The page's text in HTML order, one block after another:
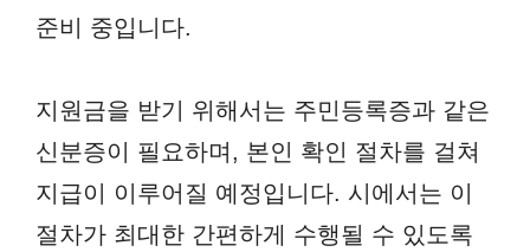
준비 중입니다.
지원금을 받기 위해서는 주민등록증과 같은
신분증이 필요하며, 본인 확인 절차를 걸쳐
지급이 이루어질 예정입니다. 시에서는 이
절차가 최대한 간편하게 수행될 수 있도록